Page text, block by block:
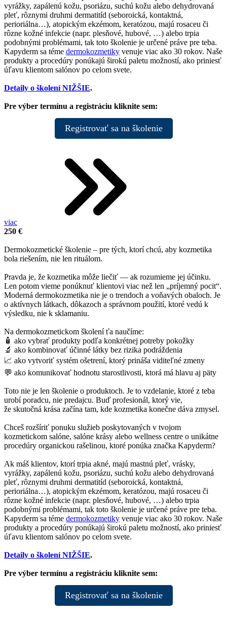
vyrážky, zapálenú kožu, psoriázu, suchú kožu alebo dehydrovaná
pleť, rôznymi druhmi dermatitíd (seboroická, kontaktná,
perioriálna…), atopickým ekzémom, keratózou, majú rosaceu či
rôzne kožné infekcie (napr. plesňové, hubové, …) alebo trpia
podobnými problémami, tak toto školenie je určené práve pre teba.
Kapyderm sa téme dermokozmetiky venuje viac ako 30 rokov. Naše
produkty a procedúry ponúkajú širokú paletu možností, ako priniesť
úľavu klientom salónov po celom svete.
Detaily o školení NIŽŠIE.
Pre výber termínu a registráciu kliknite sem:
Registrovať sa na školenie
viac
250 €
Dermokozmetické školenie – pre tých, ktorí chcú, aby kozmetika
bola riešením, nie len rituálom.
Pravda je, že kozmetika môže liečiť — ak rozumieme jej účinku.
Len potom vieme ponúknuť klientovi viac než len „príjemný pocit“.
Moderná dermokozmetika nie je o trendoch a voňavých obaloch. Je
o aktívnych látkach, dôkazoch a správnom použití, ktoré vedú k
výsledku, nie k sklamaniu.
Na dermokozmetickom školení ťa naučíme:
🧴 ako vybrať produkty podľa konkrétnej potreby pokožky
🔬 ako kombinovať účinné látky bez rizika podráždenia
📈 ako vytvoriť systém ošetrení, ktorý prináša viditeľné zmeny
💬 ako komunikovať hodnotu starostlivosti, ktorá má hlavu aj päty
Toto nie je len školenie o produktoch. Je to vzdelanie, ktoré z teba
urobí poradcu, nie predajcu. Buď profesionál, ktorý vie,
že skutočná krása začína tam, kde kozmetika konečne dáva zmysel.
Chceš rozšíriť ponuku služieb poskytovaných v tvojom
kozmetickom salóne, salóne krásy alebo wellness centre o unikátne
procedúry organickou rašelinou, ktoré ponúka značka Kapyderm?
Ak máš klientov, ktorí trpia akné, majú mastnú pleť, vrásky,
vyrážky, zapálenú kožu, psoriázu, suchú kožu alebo dehydrovaná
pleť, rôznymi druhmi dermatitíd (seboroická, kontaktná,
perioriálna…), atopickým ekzémom, keratózou, majú rosaceu či
rôzne kožné infekcie (napr. plesňové, hubové, …) alebo trpia
podobnými problémami, tak toto školenie je určené práve pre teba.
Kapyderm sa téme dermokozmetiky venuje viac ako 30 rokov. Naše
produkty a procedúry ponúkajú širokú paletu možností, ako priniesť
úľavu klientom salónov po celom svete.
Detaily o školení NIŽŠIE.
Pre výber termínu a registráciu kliknite sem:
Registrovať sa na školenie